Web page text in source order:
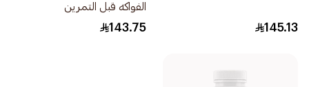
145.13
الفواكه قبل التمرين
30×180جرام
143.75